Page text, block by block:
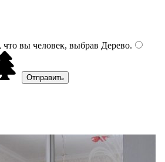
вы человек, выбрав Дерево.